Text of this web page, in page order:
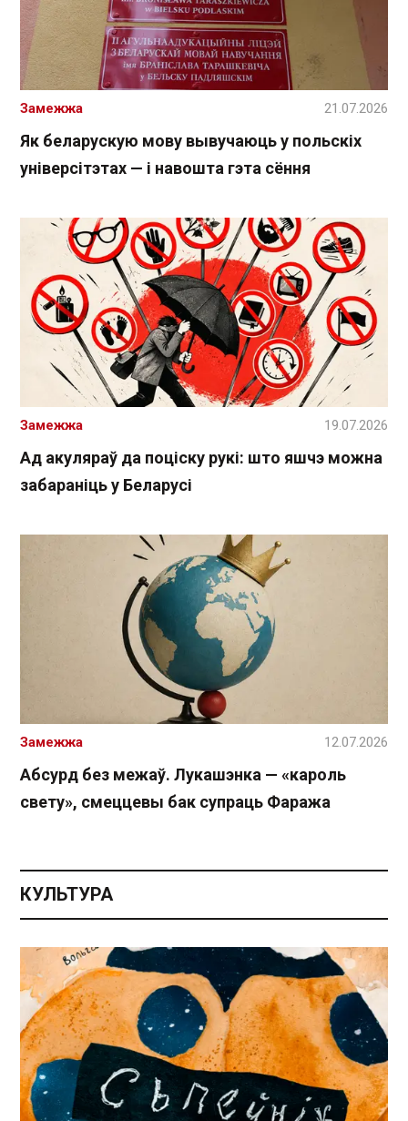
Як беларускую мову вывучаюць у польскіх
універсітэтах — і навошта гэта сёння
Замежжа 21.07.2026
Ад акуляраў да поціску рукі: што яшчэ можна
забараніць у Беларусі
Замежжа 19.07.2026
Абсурд без межаў. Лукашэнка — «кароль
свету», смеццевы бак супраць Фаража
Замежжа 12.07.2026
КУЛЬТУРА